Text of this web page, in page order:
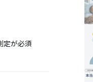
定が必須